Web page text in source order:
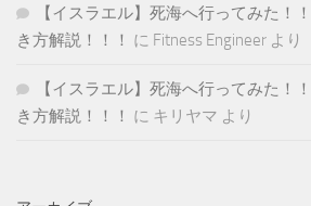
【イスラエル】死海へ行ってみた！
き方解説！！！ に Fitness Engineer より
【イスラエル】死海へ行ってみた！
き方解説！！！ に キリヤマ より